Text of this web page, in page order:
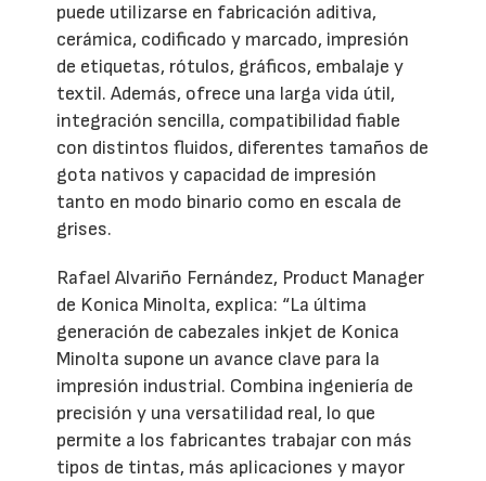
puede utilizarse en fabricación aditiva,
cerámica, codificado y marcado, impresión
de etiquetas, rótulos, gráficos, embalaje y
textil. Además, ofrece una larga vida útil,
integración sencilla, compatibilidad fiable
con distintos fluidos, diferentes tamaños de
gota nativos y capacidad de impresión
tanto en modo binario como en escala de
grises.
Rafael Alvariño Fernández, Product Manager
de Konica Minolta, explica: “La última
generación de cabezales inkjet de Konica
Minolta supone un avance clave para la
impresión industrial. Combina ingeniería de
precisión y una versatilidad real, lo que
permite a los fabricantes trabajar con más
tipos de tintas, más aplicaciones y mayor